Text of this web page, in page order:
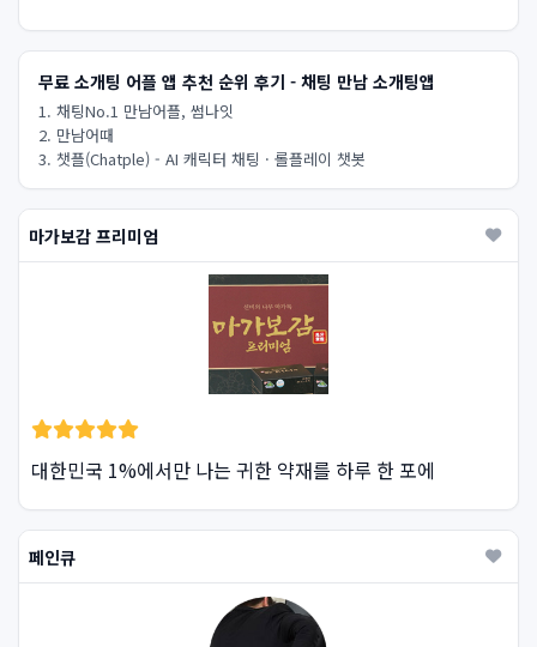
무료 소개팅 어플 앱 추천 순위 후기 - 채팅 만남 소개팅앱
1. 채팅No.1 만남어플, 썸나잇
2. 만남어때
3. 챗플(Chatple) - AI 캐릭터 채팅 · 롤플레이 챗봇
마가보감 프리미엄
대한민국 1%에서만 나는 귀한 약재를 하루 한 포에
페인큐